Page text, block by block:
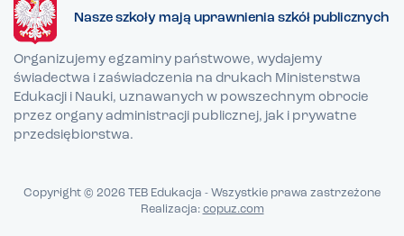
Nasze szkoły mają uprawnienia szkół publicznych
Organizujemy egzaminy państwowe, wydajemy
świadectwa i zaświadczenia na drukach Ministerstwa
Edukacji i Nauki, uznawanych w powszechnym obrocie
przez organy administracji publicznej, jak i prywatne
przedsiębiorstwa.
Copyright © 2026 TEB Edukacja - Wszystkie prawa zastrzeżone
Realizacja: copuz.com